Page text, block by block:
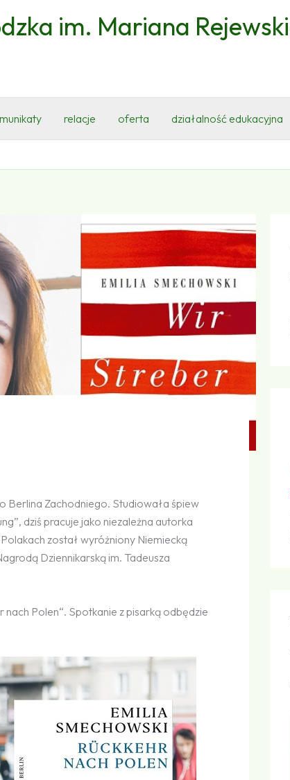
im. Mariana
relacje oferta działalność edukacyjna
Berlina Zachodniego. Studiowała śpiew
dziś pracuje jako niezależna autorka
został wyróżniony Niemiecką
Dziennikarską im. Tadeusza
nach Polen“. Spotkanie z pisarką odbędzie